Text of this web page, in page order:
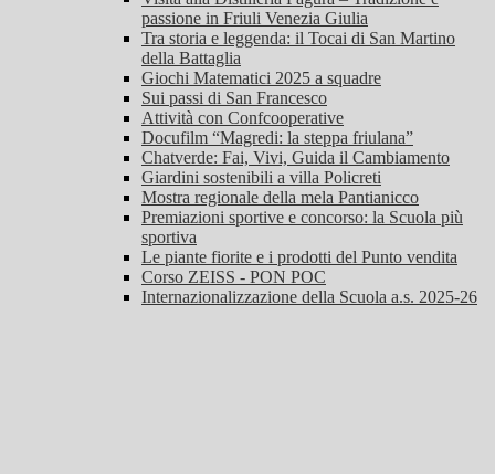
passione in Friuli Venezia Giulia
Tra storia e leggenda: il Tocai di San Martino
della Battaglia
Giochi Matematici 2025 a squadre
Sui passi di San Francesco
Attività con Confcooperative
Docufilm “Magredi: la steppa friulana”
Chatverde: Fai, Vivi, Guida il Cambiamento
Giardini sostenibili a villa Policreti
Mostra regionale della mela Pantianicco
Premiazioni sportive e concorso: la Scuola più
sportiva
Le piante fiorite e i prodotti del Punto vendita
Corso ZEISS - PON POC
Internazionalizzazione della Scuola a.s. 2025-26